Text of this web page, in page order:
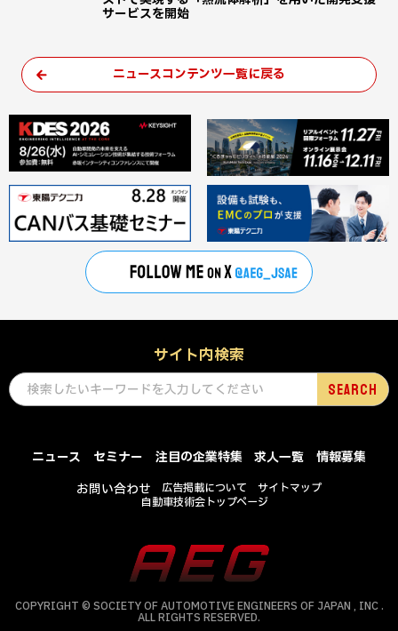
サービスを開始
ニュースコンテンツ一覧に戻る
サイト内検索
ニュース セミナー 注目の企業特集 求人一覧
情報募集
お問い合わせ
広告掲載について
サイトマップ
自動車技術会トップページ
COPYRIGHT © SOCIETY OF AUTOMOTIVE ENGINEERS OF JAPAN , INC .
ALL RIGHTS RESERVED.